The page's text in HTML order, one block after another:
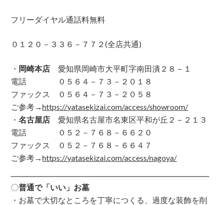
フリーダイヤル通話料無料
０１２０－３３６－７７２(全店共通)
・ 岡崎本店 愛知県岡崎市大平町字南田潰２８－１
電話 ０５６４－７３－２０１８
ファックス ０５６４－７３－２０５８
ご参考→https://yatasekizai.com/access/showroom/
・名古屋店 愛知県名古屋市名東区平和が丘２－２１３
電話 ０５２－７６８－６６２０
ファックス ０５２－７６８－６６４７
ご参考→https://yatasekizai.com/access/nagoya/
〇普通で「いい」お墓
・お墓で大切なところを丁寧につくる、過度な装飾を削